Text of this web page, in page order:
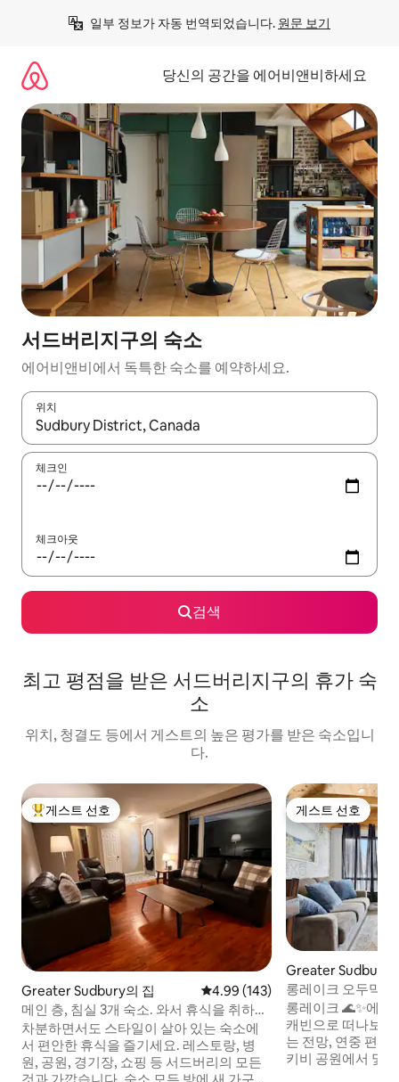
일부 정보가 자동 번역되었습니다. 원문 보기
당신의 공간을 에어비앤비하세요
서드버리지구의 숙소
에어비앤비에서 독특한 숙소를 예약하세요.
위치
결과가 나오면 위·아래 화살표 키를 사용하거나 터치 또는 스와이
체크인
체크아웃
검색
최고 평점을 받은 서드버리지구의 휴가 숙
소
위치, 청결도 등에서 게스트의 높은 평가를 받은 숙소입니
다.
상위 게스트 선호
게스트 선호
Greater Sudbury의 집 평점 4.99점(5점 만점), 후기 143
4.99 (143)
메인 층, 침실 3개 숙소. 와서 휴식을 취하세
요!
차분하면서도 스타일이 살아 있는 숙소에
서 편안한 휴식을 즐기세요. 레스토랑, 병
원, 공원, 경기장, 쇼핑 등 서드버리의 모든
게스트 선호
게스트 선호
Greater Sudbury
롱레이크 오두막 -
롱레이크 🌊✨에
캐빈으로 떠나보
는 전망, 연중 편안
키비 공원에서 몇